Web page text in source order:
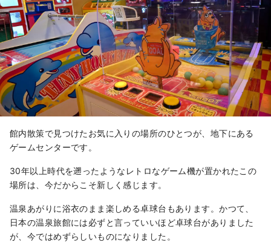
館内散策で見つけたお気に入りの場所のひとつが、地下にある
ゲームセンターです。
30年以上時代を遡ったようなレトロなゲーム機が置かれたこの
場所は、今だからこそ新しく感じます。
温泉あがりに浴衣のまま楽しめる卓球台もあります。かつて、
日本の温泉旅館には必ずと言っていいほど卓球台がありました
が、今ではめずらしいものになりました。